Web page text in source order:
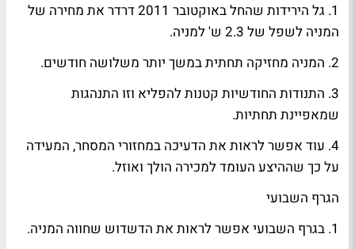
1. גל הירידות שהחל באוקטובר 2011 דרדר את מחירה של
המניה לשפל של 2.3 ש' למניה.
2. המניה מחזיקה תחתית במשך יותר משלושה חודשים.
3. התנודות החודשיות קטנות להפליא וזו התנהגות
שמאפיינת תחתיות.
4. עוד אפשר לראות את הדעיכה במחזורי המסחר, המעידה
על כך שההיצע העומד למכירה הולך ואוזל.
הגרף השבועי
1. בגרף השבועי אפשר לראות את הדשדוש שחווה המניה.